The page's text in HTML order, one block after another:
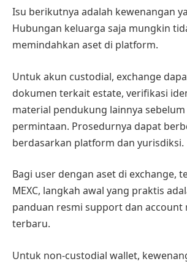
Isu berikutnya adalah kewenangan
Hubungan keluarga saja mungkin
memindahkan aset di platform.
Untuk akun custodial, exchange
dokumen terkait estate, verifikasi
material pendukung lainnya
permintaan. Prosedurnya dapat
berdasarkan platform dan yurisdiksi.
Bagi user dengan aset di exchange,
MEXC, langkah awal yang praktis
panduan resmi support dan account
terbaru.
Untuk non-custodial wallet,